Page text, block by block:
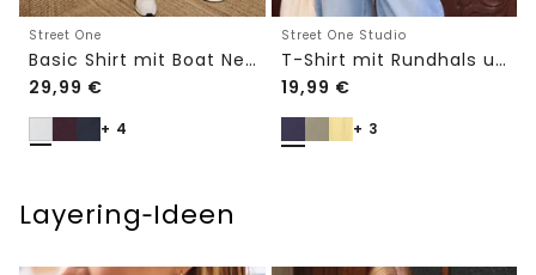
Street One
Basic Shirt mit Boat Neck und Elastikbund
29,99 €
+ 4
Street One Studio
T-Shirt mit Rundhals und Embroidery-Detail
19,99 €
+ 3
Layering‑Ideen